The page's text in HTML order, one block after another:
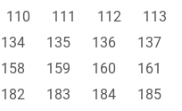
110 111 112 113
134 135 136 137
158 159 160 161
182 183 184 185